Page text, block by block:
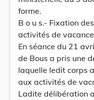
forme.
B o u s.- Fixation
activités de
En séance du 21
de Bous a pris une
laquelle ledit corps
aux activités de
Ladite délibération